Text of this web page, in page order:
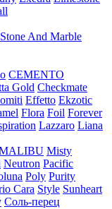
Stone And Marble
CEMENTO
Gold Checkmate
Effetto Ekzotic
Flora Foil Forever
Lazzaro Liana
Misty
Neutron Pacific
Poly Purity
Cara Style Sunheart
Соль-перец